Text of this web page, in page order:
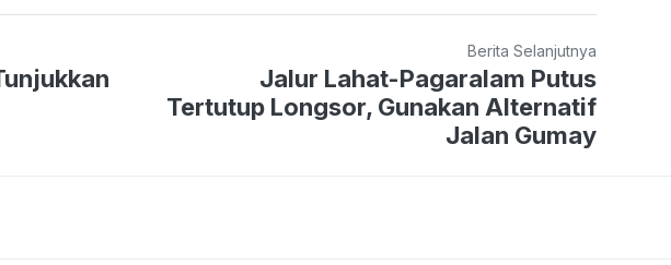
Berita Selanjutnya
Jalur Lahat-Pagaralam Putus
Tertutup Longsor, Gunakan Alternatif
Jalan Gumay